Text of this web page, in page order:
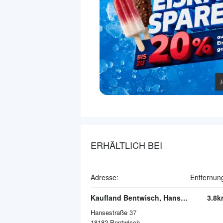
ERHÄLTLICH BEI
Adresse:
Kaufland Bentwisch, Hanse Center
Hansestraße 37